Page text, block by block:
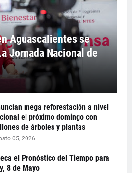
Aguascalientes se
Jornada Nacional de
mega reforestación a nivel
el próximo domingo con
de árboles y plantas
05, 2026
el Pronóstico del Tiempo para
8 de Mayo